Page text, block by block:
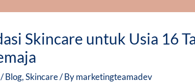
Skincare untuk Usia 16
/Blog,Skincare/ Bymarketingteamadev